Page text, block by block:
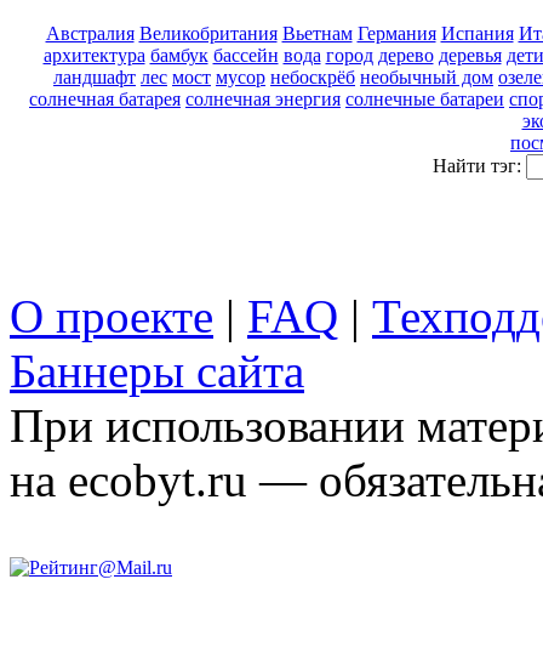
Австралия Великобритания Вьетнам Германия Испания
архитектура бамбук бассейн вода город дерево деревья дети
ландшафт лес мост мусор небоскрёб необычный дом
солнечная батарея солнечная энергия солнечные батареи
Найти тэг:
О проекте | FAQ |
Баннеры сайта
При использовании
на ecobyt.ru —